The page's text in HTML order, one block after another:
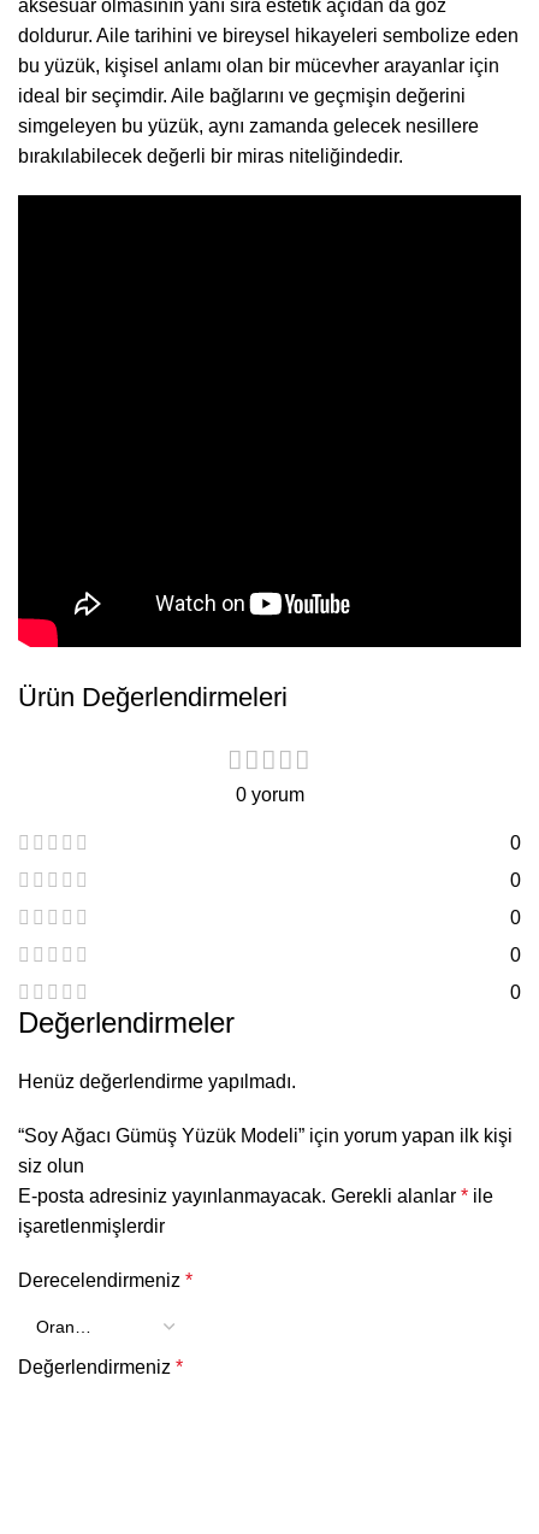
aksesuar olmasının yanı sıra estetik açıdan da göz
doldurur. Aile tarihini ve bireysel hikayeleri sembolize eden
bu yüzük, kişisel anlamı olan bir mücevher arayanlar için
ideal bir seçimdir. Aile bağlarını ve geçmişin değerini
simgeleyen bu yüzük, aynı zamanda gelecek nesillere
bırakılabilecek değerli bir miras niteliğindedir.
Ürün Değerlendirmeleri
0 yorum
0
0
0
0
0
Değerlendirmeler
Henüz değerlendirme yapılmadı.
“Soy Ağacı Gümüş Yüzük Modeli” için yorum yapan ilk kişi
siz olun
E-posta adresiniz yayınlanmayacak. Gerekli alanlar * ile
işaretlenmişlerdir
Derecelendirmeniz *
Değerlendirmeniz *